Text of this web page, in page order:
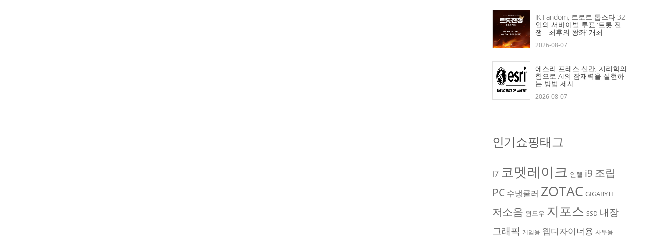
JK Fandom, 트로트 톱스타 32
인의 서바이벌 투표 ‘트롯 전
쟁 - 최후의 왕좌’ 개최
2026-08-07
에스리 프레스 신간, 지리학의
힘으로 AI의 잠재력을 실현하
는 방법 제시
2026-08-07
인기쇼핑태그
i7 코멧레이크 인텔 i9 조립
PC 수냉쿨러 ZOTAC GIGABYTE
저소음 윈도우 지포스 SSD 내장
그래픽 게임용 웹디자이너용 사무용